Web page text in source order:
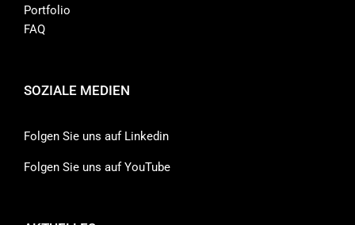
Portfolio
FAQ
SOZIALE MEDIEN
Folgen Sie uns auf Linkedin
Folgen Sie uns auf YouTube